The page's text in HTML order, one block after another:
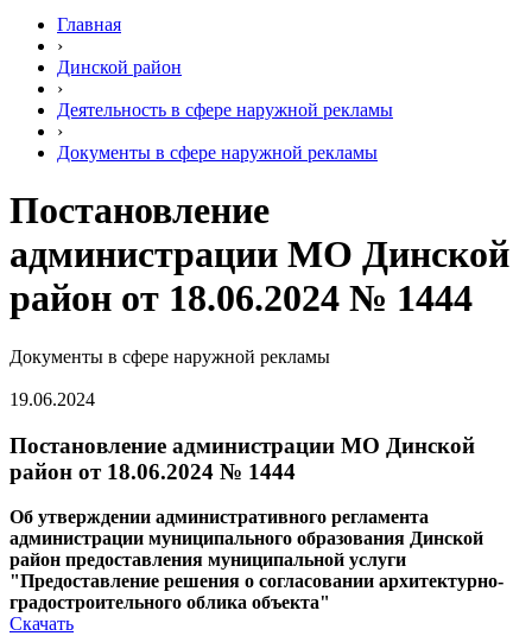
Главная
›
Динской район
›
Деятельность в сфере наружной рекламы
›
Документы в сфере наружной рекламы
Постановление
администрации МО Динской
район от 18.06.2024 № 1444
Документы в сфере наружной рекламы
19.06.2024
Постановление администрации МО Динской
район от 18.06.2024 № 1444
Об утверждении административного регламента
администрации муниципального образования Динской
район предоставления муниципальной услуги
"Предоставление решения о согласовании архитектурно-
градостроительного облика объекта"
Скачать